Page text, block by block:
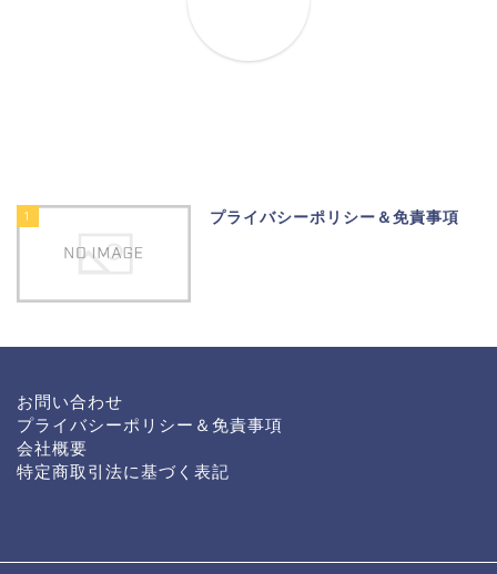
1 プライバシーポリシー＆免責事項
お問い合わせ
プライバシーポリシー＆免責事項
会社概要
特定商取引法に基づく表記